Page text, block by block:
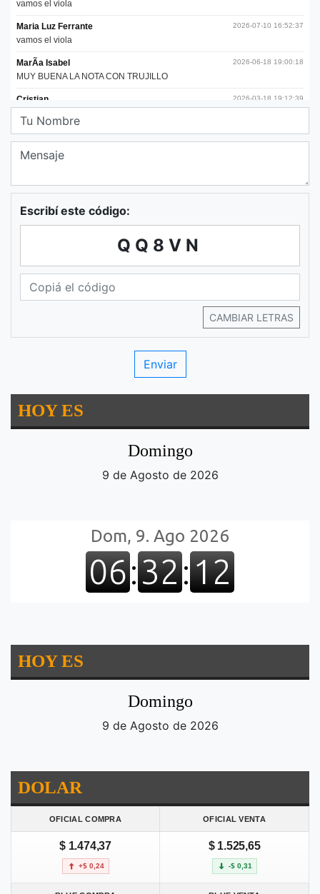
Escribí este código:
QQ8VN
CAMBIAR LETRAS
HOY ES
Domingo
9 de Agosto de 2026
HOY ES
Domingo
9 de Agosto de 2026
DOLAR
OFICIAL COMPRA OFICIAL VENTA
$ 1.474,37
+$ 0,24
$ 1.525,65
-$ 0,31